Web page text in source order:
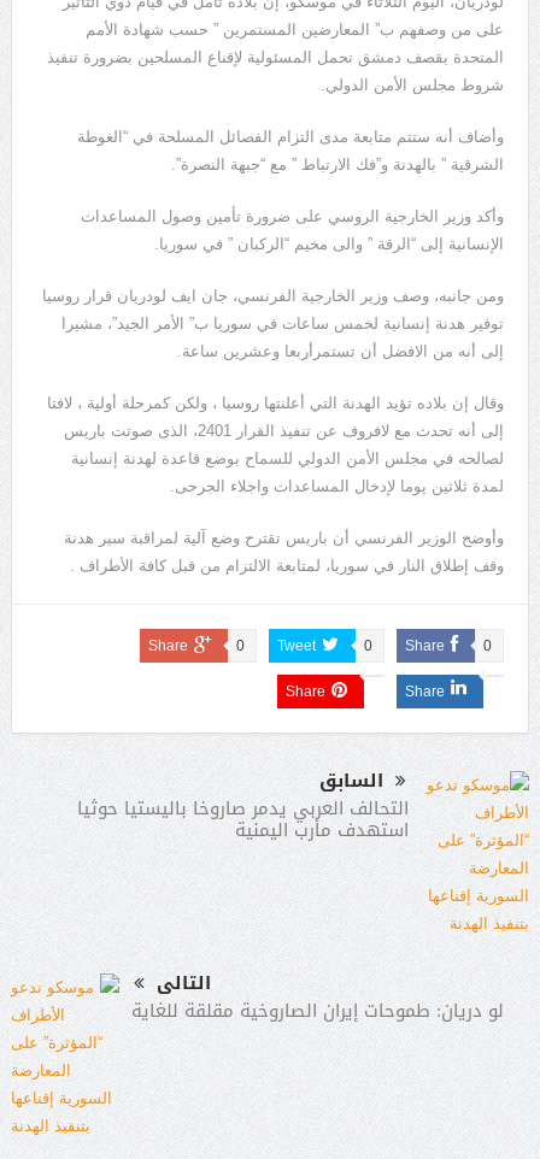
على من وصفهم ب” المعارضين المستمرين ” حسب شهادة الأمم
المتحدة بقصف دمشق تحمل المسئولية لإقناع المسلحين بضرورة تنفيذ
شروط مجلس الأمن الدولي.
وأضاف أنه ستتم متابعة مدى التزام الفصائل المسلحة في “الغوطة
الشرقية ” بالهدنة و”فك الارتباط ” مع “جبهة النصرة”.
وأكد وزير الخارجية الروسي على ضرورة تأمين وصول المساعدات
الإنسانية إلى “الرقة ” والى مخيم “الركبان ” في سوريا.
ومن جانبه، وصف وزير الخارجية الفرنسي، جان ايف لودريان قرار روسيا
توفير هدنة إنسانية لخمس ساعات في سوريا ب” الأمر الجيد”، مشيرا
إلى أنه من الافضل أن تستمرأربعا وعشرين ساعة.
وقال إن بلاده تؤيد الهدنة التي أعلنتها روسيا ، ولكن كمرحلة أولية ، لافتا
إلى أنه تحدث مع لافروف عن تنفيذ القرار 2401، الذى صوتت باريس
لصالحه في مجلس الأمن الدولي للسماح بوضع قاعدة لهدنة إنسانية
لمدة ثلاثين يوما لإدخال المساعدات واجلاء الجرحى.
وأوضح الوزير الفرنسي أن باريس تقترح وضع آلية لمراقبة سير هدنة
وقف إطلاق النار في سوريا، لمتابعة الالتزام من قبل كافة الأطراف .
Share 0
Tweet 0
Share 0
Share
Share
السابق
التحالف العربي يدمر صاروخا باليستيا حوثيا
استهدف مأرب اليمنية
التالى
لو دريان: طموحات إيران الصاروخية مقلقة للغاية